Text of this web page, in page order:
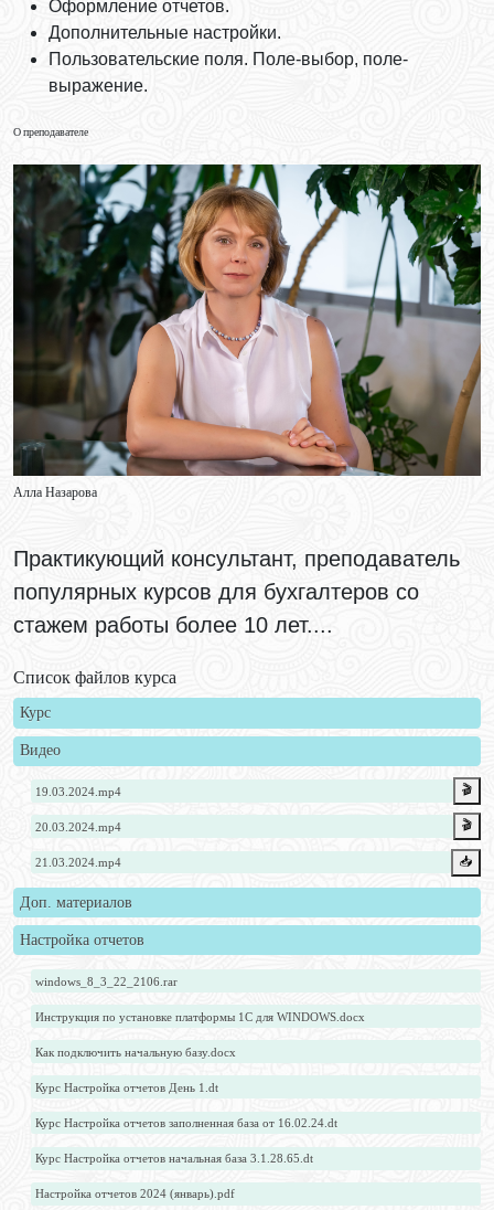
Оформление отчетов.
Дополнительные настройки.
Пользовательские поля. Поле-выбор, поле-
выражение.
О преподавателе
Алла Назарова
Практикующий консультант, преподаватель
популярных курсов для бухгалтеров со
стажем работы более 10 лет....
Список файлов курса
Курс
Видео
19.03.2024.mp4 🎬
20.03.2024.mp4 🎬
21.03.2024.mp4 📥️
Доп. материалов
Настройка отчетов
windows_8_3_22_2106.rar
Инструкция по установке платформы 1С для WINDOWS.docx
Как подключить начальную базу.docx
Курс Настройка отчетов День 1.dt
Курс Настройка отчетов заполненная база от 16.02.24.dt
Курс Настройка отчетов начальная база 3.1.28.65.dt
Настройка отчетов 2024 (январь).pdf